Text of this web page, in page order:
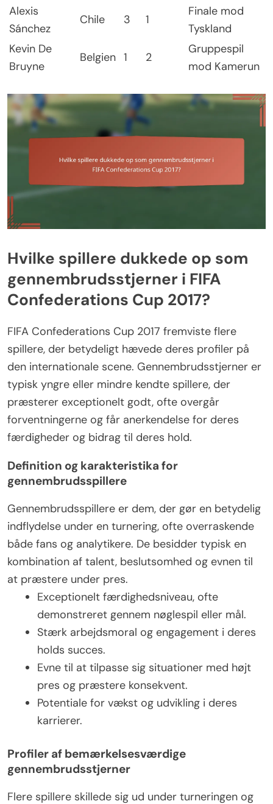
Alexis
Sánchez
Chile 3 1
Finale mod
Tyskland
Kevin De
Bruyne
Belgien 1 2
Gruppespil
mod Kamerun
Hvilke spillere dukkede op som
gennembrudsstjerner i FIFA
Confederations Cup 2017?
FIFA Confederations Cup 2017 fremviste flere
spillere, der betydeligt hævede deres profiler på
den internationale scene. Gennembrudsstjerner er
typisk yngre eller mindre kendte spillere, der
præsterer exceptionelt godt, ofte overgår
forventningerne og får anerkendelse for deres
færdigheder og bidrag til deres hold.
Definition og karakteristika for
gennembrudsspillere
Gennembrudsspillere er dem, der gør en betydelig
indflydelse under en turnering, ofte overraskende
både fans og analytikere. De besidder typisk en
kombination af talent, beslutsomhed og evnen til
at præstere under pres.
Exceptionelt færdighedsniveau, ofte
demonstreret gennem nøglespil eller mål.
Stærk arbejdsmoral og engagement i deres
holds succes.
Evne til at tilpasse sig situationer med højt
pres og præstere konsekvent.
Potentiale for vækst og udvikling i deres
karrierer.
Profiler af bemærkelsesværdige
gennembrudsstjerner
Flere spillere skillede sig ud under turneringen og